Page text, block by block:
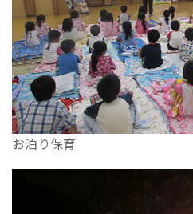
お泊り保育